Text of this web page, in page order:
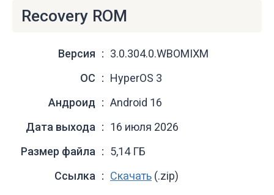
Recovery ROM
Версия
3.0.304.0.WBOMIXM
ОС
HyperOS 3
Андроид
Android 16
Дата выхода
16 июля 2026
Размер файла
5,14 ГБ
Ссылка
Скачать (.zip)